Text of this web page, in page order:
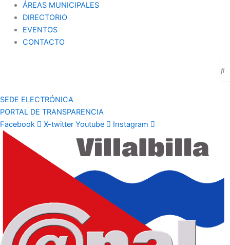
ÁREAS MUNICIPALES
DIRECTORIO
EVENTOS
CONTACTO
SEDE ELECTRÓNICA
PORTAL DE TRANSPARENCIA
Facebook
X-twitter Youtube Instagram